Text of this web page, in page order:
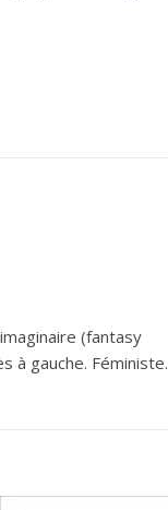
(fantasy
à gauche. Féministe.